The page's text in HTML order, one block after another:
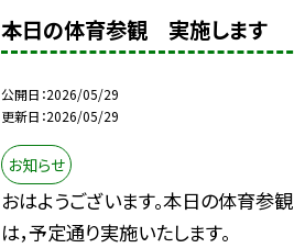
本日の体育参観 実施します
公開日 2026/05/29
更新日 2026/05/29
お知らせ
おはようございます。本日の体育参観
は，予定通り実施いたします。